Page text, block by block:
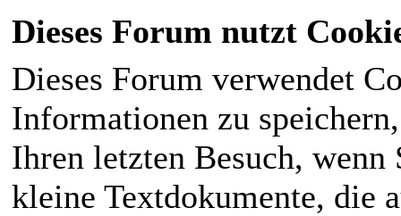
Dieses Forum nutzt
Dieses Forum verwendet
Informationen zu
Ihren letzten Besuch,
kleine Textdokumente, die